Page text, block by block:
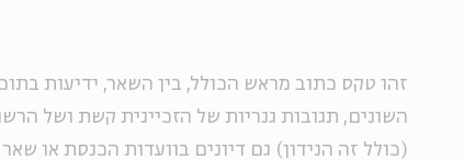
זהו טקס כתוב מראש הכולל, בין השאר, ידיעות
השונים, תגובות גנריות של הזכיינית קשת ושל
(כולל זה הנידון) גם דיונים בוועדות הכנסת או